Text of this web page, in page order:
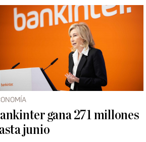
gana 271 millones
junio